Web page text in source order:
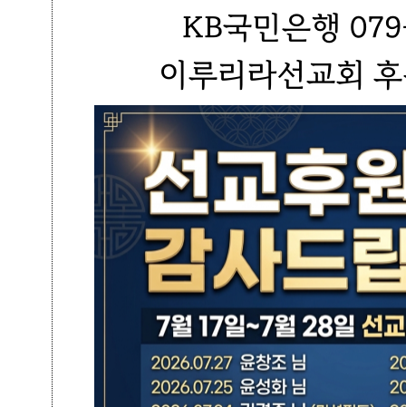
KB국민은행
이루리라선교회